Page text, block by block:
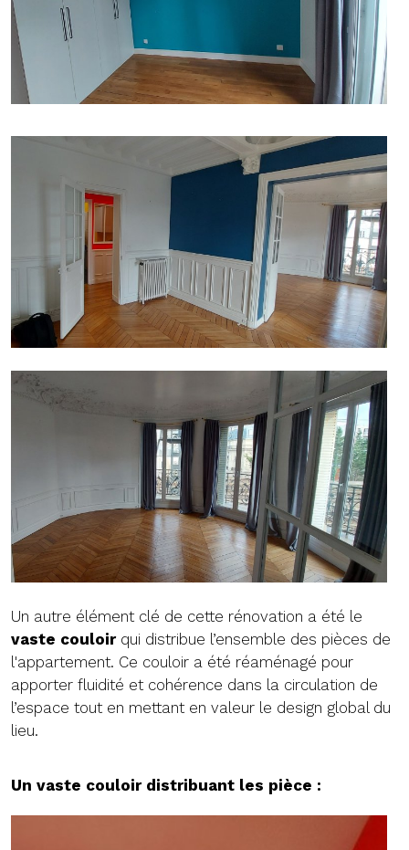
Un autre élément clé de cette rénovation a été le
vaste couloirqui distribue l’ensemble des pièces de
l'appartement. Ce couloir a été réaménagé pour
apporter fluidité et cohérence dans la circulation de
l’espace tout en mettant en valeur le design global du
lieu.
Un vaste couloir distribuant les pièce :